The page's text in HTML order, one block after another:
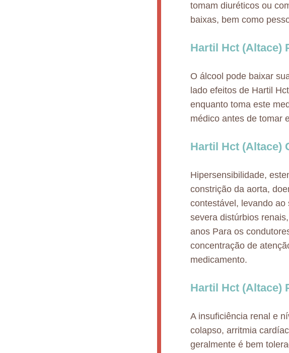
tomam diuréticos ou
baixas, bem como
Hartil Hct (Altace)
O álcool pode baixar
lado efeitos de Hartil
enquanto toma este
médico antes de tomar
Hartil Hct (Altace)
Hipersensibilidade,
constrição da aorta,
contestável, levando
severa distúrbios
anos Para os
concentração de
medicamento.
Hartil Hct (Altace)
A insuficiência renal e
colapso, arritmia
geralmente é bem